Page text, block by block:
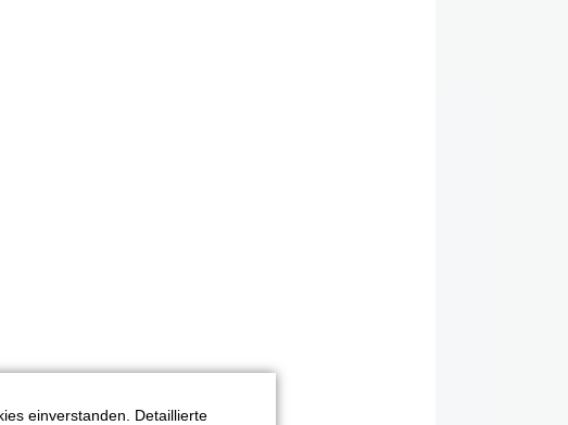
einverstanden. Detaillierte